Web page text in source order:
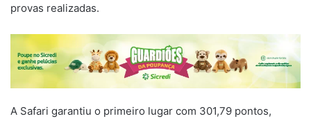
provas realizadas.
A Safari garantiu o primeiro lugar com 301,79 pontos,